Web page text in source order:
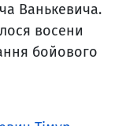
Ванькевича.
восени
бойового